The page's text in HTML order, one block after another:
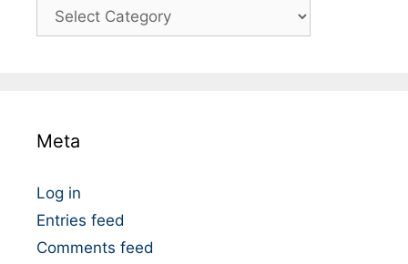
r
e
s
Meta
Log in
Entries feed
Comments feed